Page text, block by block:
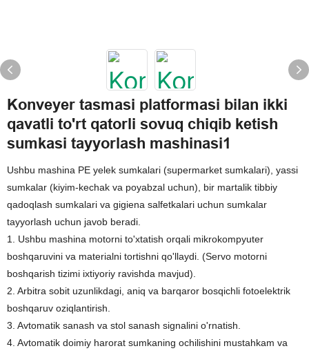
Konveyer tasmasi platformasi bilan ikki
qavatli to'rt qatorli sovuq chiqib ketish
sumkasi tayyorlash mashinasi1
Ushbu mashina PE yelek sumkalari (supermarket sumkalari), yassi
sumkalar (kiyim-kechak va poyabzal uchun), bir martalik tibbiy
qadoqlash sumkalari va gigiena salfetkalari uchun sumkalar
tayyorlash uchun javob beradi.
1. Ushbu mashina motorni to'xtatish orqali mikrokompyuter
boshqaruvini va materialni tortishni qo'llaydi. (Servo motorni
boshqarish tizimi ixtiyoriy ravishda mavjud).
2. Arbitra sobit uzunlikdagi, aniq va barqaror bosqichli fotoelektrik
boshqaruv oziqlantirish.
3. Avtomatik sanash va stol sanash signalini o'rnatish.
4. Avtomatik doimiy harorat sumkaning ochilishini mustahkam va